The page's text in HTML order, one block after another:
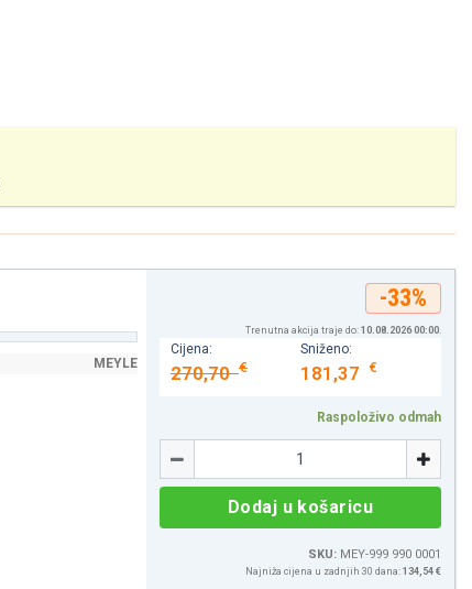
MEYLE
-33%
Trenutna akcija traje do: 10.08.2026 00:00.
Cijena:
270,70€
Sniženo:
181,37 €
Raspoloživo odmah
-
Količina
+
Dodaj u košaricu
SKU:MEY-999 990 0001
Najniža cijena u zadnjih 30 dana: 134,54 €